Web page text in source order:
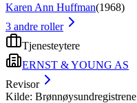
Karen Ann Huffman(1968)
3 andre roller
Tjenesteytere
ERNST & YOUNG AS
Revisor
Kilde: Brønnøysundregistrene